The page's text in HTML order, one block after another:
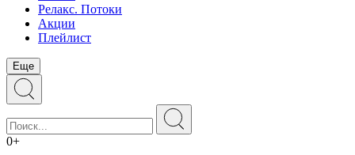
Релакс. Потоки
Акции
Плейлист
Еще
0+